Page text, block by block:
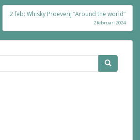
2 feb: Whisky Proeverij “Around the world”
2 februari 2024